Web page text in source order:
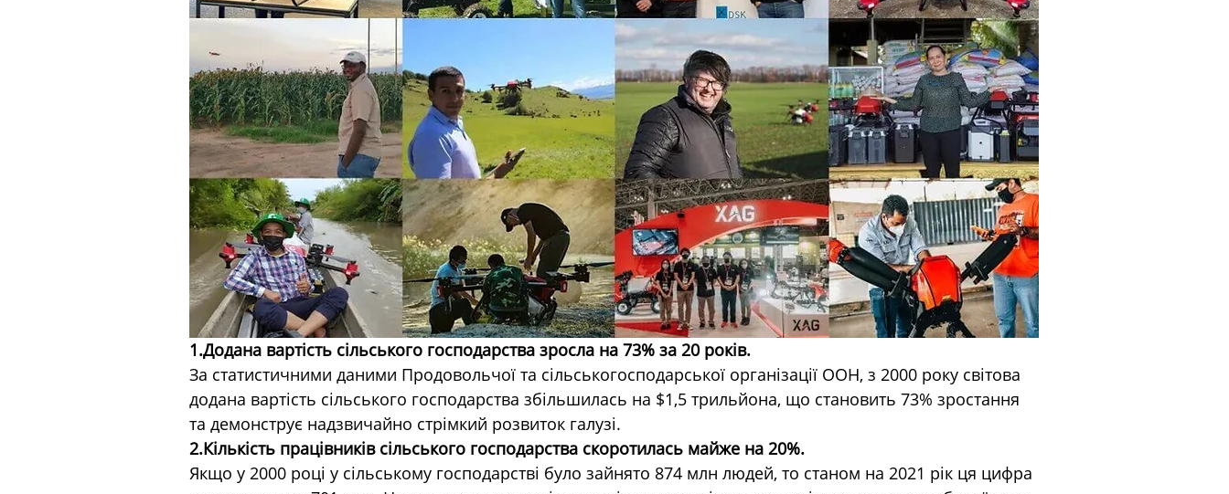
1.Додана вартість сільського господарства зросла на 73% за 20 років.
За статистичними даними Продовольчої та сільськогосподарської організації ООН, з 2000 року світова
додана вартість сільського господарства збільшилась на $1,5 трильйона, що становить 73% зростання
та демонструє надзвичайно стрімкий розвиток галузі.
2.Кількість працівників сільського господарства скоротилась майже на 20%.
Якщо у 2000 році у сільському господарстві було зайнято 874 млн людей, то станом на 2021 рік ця цифра